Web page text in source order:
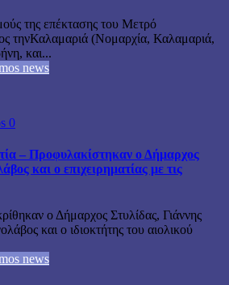
της επέκτασης του Μετρό
τηνΚαλαμαριά (Νομαρχία, Καλαμαριά,
και...
news
0
– Προφυλακίστηκαν ο Δήμαρχος
και ο επιχειρηματίας με τις
ο Δήμαρχος Στυλίδας, Γιάννης
και ο ιδιοκτήτης του αιολικού
news